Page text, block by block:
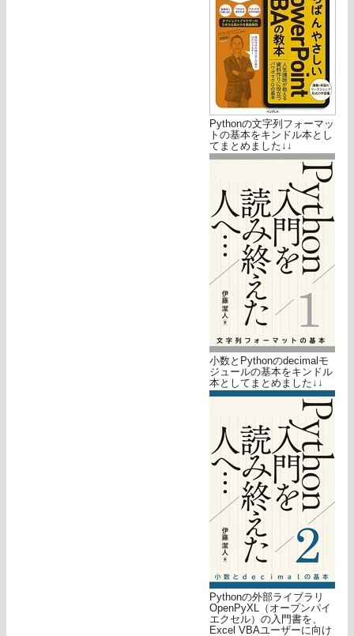
Pythonの文字列フォーマッ
トの基本をキンドル本とし
てまとめました↓↓
小数とPythonのdecimalモ
ジュールの基本をキンドル
本としてまとめました↓↓
Pythonの外部ライブラリ
OpenPyXL（オープンパイ
エクセル）の入門書を、
Excel VBAユーザーに向け